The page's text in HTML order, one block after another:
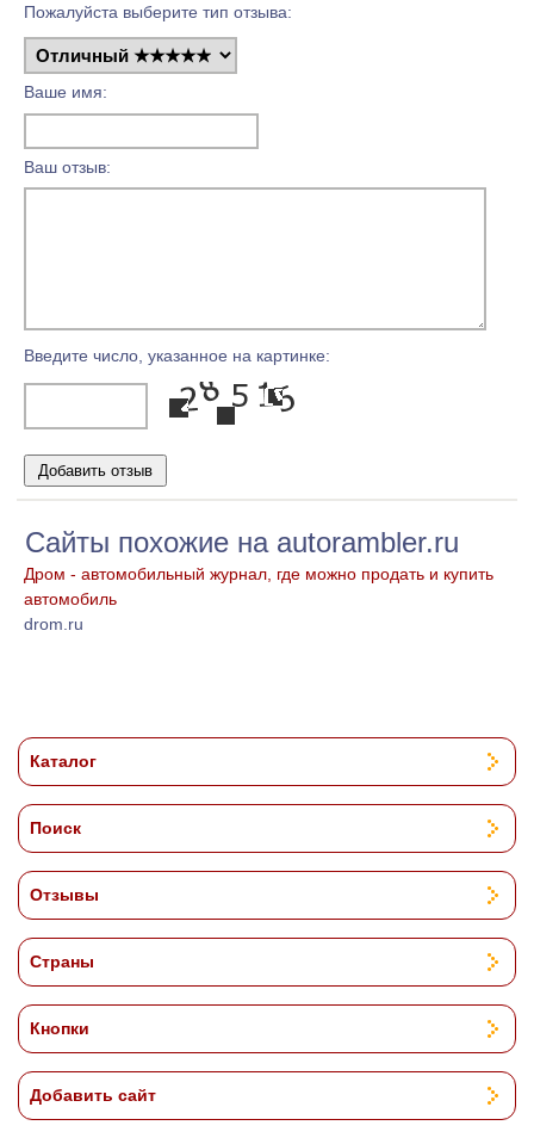
Пожалуйста выберите тип отзыва:
Ваше имя:
Ваш отзыв:
Введите число, указанное на картинке:
Сайты похожие на autorambler.ru
Дром - автомобильный журнал, где можно продать и купить
автомобиль
drom.ru
Каталог
Поиск
Отзывы
Страны
Кнопки
Добавить сайт